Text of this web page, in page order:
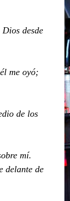
desde
me oyó;
de los
mí.
delante de